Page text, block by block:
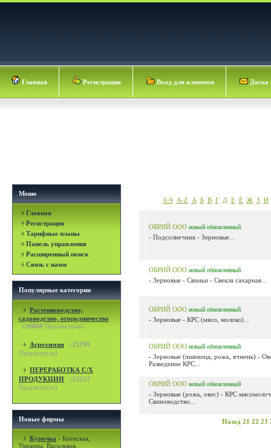
Главная Регистрация Вход для клиентов Доска
Меню
Главная
Регистрация
Тарифные планы
Панель управления
Расширенный поиск
Связь с нами
Популярные категории
Растениеводство,
садоводство, огородничество
(26068 Просмотров)
Агрохимия (25799
Просмотров)
ПЕРЕРАБОТКА С/Х
ПРОДУКЦИИ
(25252
Просмотров)
Новые фирмы
Курочка - Киевская,
Украина, Васильков.
0-9 A-Z А Б В Г Д Е Ё Ж З И
ОБРИЙ ООО новый обновленный
- Подсолнечник - Зерновые...
ОБРИЙ ООО новый обновленный
- Зерновые - Свиньи - Свекла сахарная...
ОБРИЙ ООО новый обновленный
- Зерновые - КРС (мясо, молоко)...
ОБРИЙ ООО новый обновленный
- Зерновые (пшеница, рожь, ячмень) -
Разведение КРС...
ОБРИЙ ООО новый обновленный
- Зерновые (рожь, овес) - КРС
Свиноводство...
Назад 21 22 23